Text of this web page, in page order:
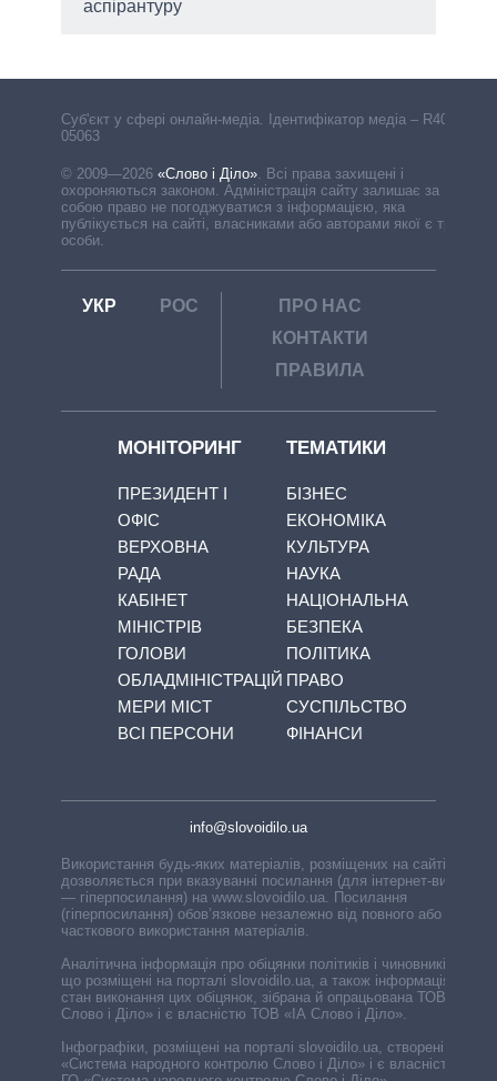
аспірантуру
Cуб'єкт у сфері онлайн-медіа. Ідентифікатор медіа – R40-
05063
© 2009—2026 «Слово і Діло». Всі права захищені і
охороняються законом. Адміністрація сайту залишає за
собою право не погоджуватися з інформацією, яка
публікується на сайті, власниками або авторами якої є треті
особи.
УКР РОС
ПРО НАС
КОНТАКТИ
ПРАВИЛА
МОНІТОРИНГ
ПРЕЗИДЕНТ І
ОФІС
ВЕРХОВНА
РАДА
КАБІНЕТ
МІНІСТРІВ
ГОЛОВИ
ОБЛАДМІНІСТРАЦІЙ
МЕРИ МІСТ
ВСІ ПЕРСОНИ
ТЕМАТИКИ
БІЗНЕС
ЕКОНОМІКА
КУЛЬТУРА
НАУКА
НАЦІОНАЛЬНА
БЕЗПЕКА
ПОЛІТИКА
ПРАВО
СУСПІЛЬСТВО
ФІНАНСИ
info@slovoidilo.ua
Використання будь-яких матеріалів, розміщених на сайті,
дозволяється при вказуванні посилання (для інтернет-видань
— гіперпосилання) на www.slovoidilo.ua. Посилання
(гіперпосилання) обов’язкове незалежно від повного або
часткового використання матеріалів.
Аналітична інформація про обіцянки політиків і чиновників,
що розміщені на порталі slovoidilo.ua, а також інформація про
стан виконання цих обіцянок, зібрана й опрацьована ТОВ «ІА
Слово і Діло» і є власністю ТОВ «ІА Слово і Діло».
Інфографіки, розміщені на порталі slovoidilo.ua, створені ГО
«Система народного контролю Слово і Діло» і є власністю